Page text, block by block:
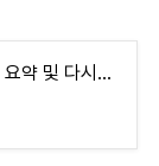
오징어게임 시즌2 5화 줄거리 요약 및 다시보기